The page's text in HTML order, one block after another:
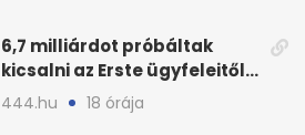
6,7 milliárdot próbáltak
kicsalni az Erste ügyfeleitől
az első félévben
444.hu 18 órája